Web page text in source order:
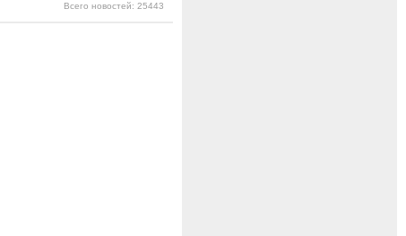
Всего новостей: 25443